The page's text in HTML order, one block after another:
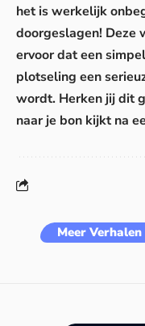
het is werkelijk
doorgeslagen! Deze
ervoor dat een
plotseling een
wordt. Herken jij dit
naar je bon kijkt na
Meer Verhalen